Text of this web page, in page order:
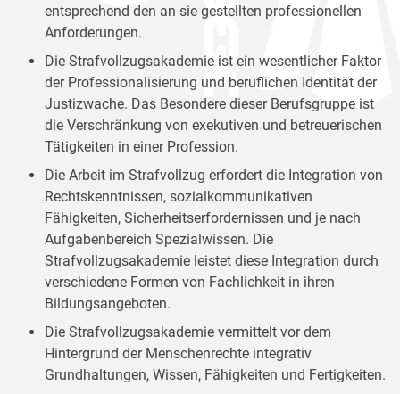
entsprechend den an sie gestellten professionellen
Anforderungen.
Die Strafvollzugsakademie ist ein wesentlicher Faktor
der Professionalisierung und beruflichen Identität der
Justizwache. Das Besondere dieser Berufsgruppe ist
die Verschränkung von exekutiven und betreuerischen
Tätigkeiten in einer Profession.
Die Arbeit im Strafvollzug erfordert die Integration von
Rechtskenntnissen, sozialkommunikativen
Fähigkeiten, Sicherheitserfordernissen und je nach
Aufgabenbereich Spezialwissen. Die
Strafvollzugsakademie leistet diese Integration durch
verschiedene Formen von Fachlichkeit in ihren
Bildungsangeboten.
Die Strafvollzugsakademie vermittelt vor dem
Hintergrund der Menschenrechte integrativ
Grundhaltungen, Wissen, Fähigkeiten und Fertigkeiten.